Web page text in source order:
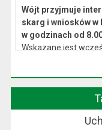
Wójt przyjmuje
skarg i wniosków w
w godzinach od
Wskazane jest